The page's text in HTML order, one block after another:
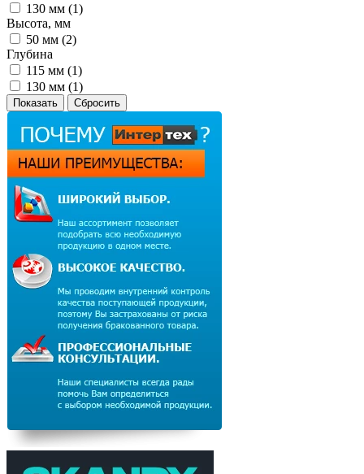
130 мм (1)
Высота, мм
50 мм (2)
Глубина
115 мм (1)
130 мм (1)